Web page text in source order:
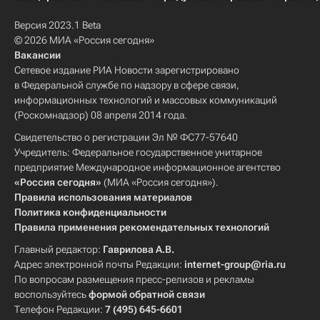
Версия 2023.1 Beta
© 2026 МИА «Россия сегодня»
Вакансии
Сетевое издание РИА Новости зарегистрировано
в Федеральной службе по надзору в сфере связи,
информационных технологий и массовых коммуникаций
(Роскомнадзор) 08 апреля 2014 года.
Свидетельство о регистрации Эл № ФС77-57640
Учредитель: Федеральное государственное унитарное
предприятие Международное информационное агентство
«Россия сегодня» (МИА «Россия сегодня»).
Правила использования материалов
Политика конфиденциальности
Правила применения рекомендательных технологий
Главный редактор: Гаврилова А.В.
Адрес электронной почты Редакции: internet-group@ria.ru
По вопросам размещения пресс-релизов и рекламы
воспользуйтесьформой обратной связи
Телефон Редакции: 7 (495) 645-6601